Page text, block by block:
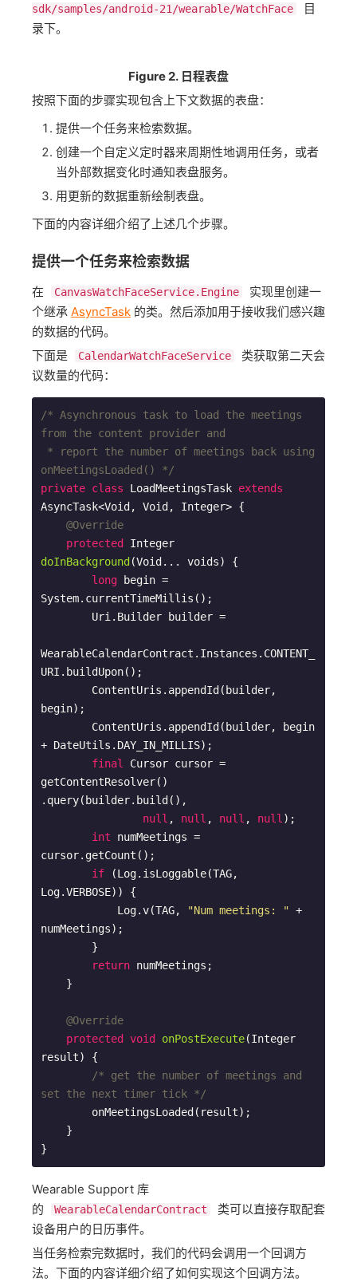
sdk/samples/android-21/wearable/WatchFace
目
录下。
Figure 2. 日程表盘
按照下面的步骤实现包含上下文数据的表盘：
提供一个任务来检索数据。
创建一个自定义定时器来周期性地调用任务，或者
当外部数据变化时通知表盘服务。
用更新的数据重新绘制表盘。
下面的内容详细介绍了上述几个步骤。
提供一个任务来检索数据
在 CanvasWatchFaceService.Engine
实现里创建一
个继承 AsyncTask 的类。然后添加用于接收我们感兴趣
的数据的代码。
下面是
CalendarWatchFaceService
类获取第二天会
议数量的代码：
/* Asynchronous task to load the meetings
from the content provider and
onMeetingsLoaded() */
private class LoadMeetingsTask extends
AsyncTask<Void , Void , Integer> {
@Override
protected
doInBackground (Void... voids)
{
long begin =
System.currentTimeMillis();
WearableCalendarContract.Instances.CONTENT_
URI.buildUpon();
begin);
+ DateUtils.DAY_IN_MILLIS);
final
Cursor cursor =
getContentResolver()
.query(builder.build(),
null , null , null , null );
int numMeetings =
cursor.getCount();
if (Log.isLoggable(TAG,
Log.VERBOSE)) {
            Log.v(TAG,
"Num meetings: " +
numMeetings);
return numMeetings;
@Override
protected
void onPostExecute(Integer
result)
{
/* get the number of meetings and
set the next timer tick */
Wearable Support 库
的
WearableCalendarContract
类可以直接存取配套
设备用户的日历事件。
当任务检索完数据时，我们的代码会调用一个回调方
法。下面的内容详细介绍了如何实现这个回调方法。